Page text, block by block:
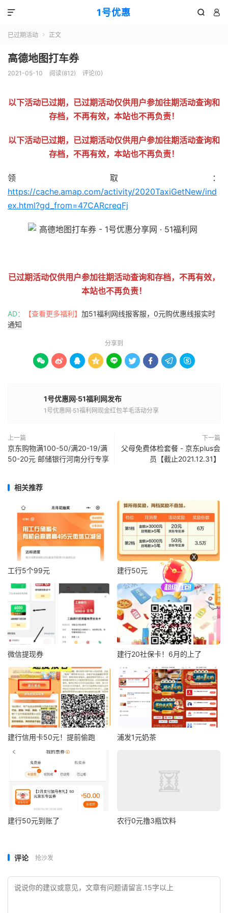
1号优惠  

已过期活动  正文
高德地图打车券
2021-05-10 阅读(812) 评论(0)
以下活动已过期，已过期活动仅供用户参加往期活动查询和
存档，不再有效，本站也不再负责！
以下活动已过期，已过期活动仅供用户参加往期活动查询和
存档，不再有效，本站也不再负责！
领取：
https://cache.amap.com/activity/2020TaxiGetNew/ind
ex.html?gd_from=47CARcreqFj
已过期活动仅供用户参加往期活动查询和存档，不再有效，
本站也不再负责！
AD： 【查看更多福利】 加51福利网线报客服，0元购优惠线报实时
通知
分享到
        
1号优惠网·51福利网发布
1号优惠网·51福利网现金红包羊毛活动分享
上一篇
京东购物满100-50/满20-19/满
50-20元 邮储银行河南分行专享
下一篇
父母免费体检套餐 - 京东plus会
员【截止2021.12.31】
相关推荐
工行5个99元 建行50元
微信提现券 建行20社保卡！6月的上了
建行信用卡50元！提前偷跑 浦发1元奶茶
建行50元到账了 农行0元撸3瓶饮料
评论 抢沙发
X